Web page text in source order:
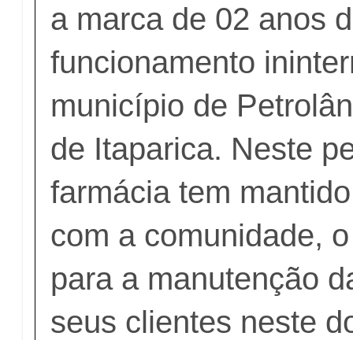
a marca de 02 anos
funcionamento
município de
de Itaparica. Neste
farmácia tem
com a comunidade,
para a manutenção
seus clientes neste